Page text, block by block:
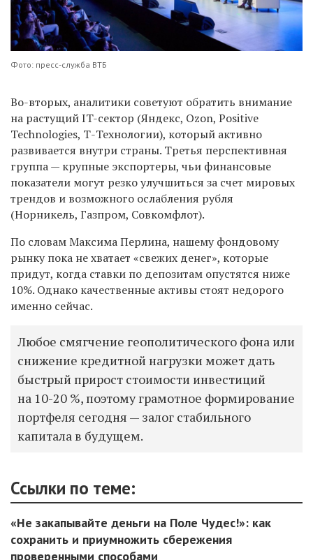
Фото: пресс-служба ВТБ
Во-вторых, аналитики советуют обратить внимание
на растущий IT-сектор (Яндекс, Ozon, Positive
Technologies, Т-Технологии), который активно
развивается внутри страны. Третья перспективная
группа — крупные экспортеры, чьи финансовые
показатели могут резко улучшиться за счет мировых
трендов и возможного ослабления рубля
(Норникель, Газпром, Совкомфлот).
По словам Максима Перлина, нашему фондовому
рынку пока не хватает «свежих денег», которые
придут, когда ставки по депозитам опустятся ниже
10%. Однако качественные активы стоят недорого
именно сейчас.
Любое смягчение геополитического фона или
снижение кредитной нагрузки может дать
быстрый прирост стоимости инвестиций
на 10-20 %, поэтому грамотное формирование
портфеля сегодня — залог стабильного
капитала в будущем.
Ссылки по теме:
«Не закапывайте деньги на Поле Чудес!»: как
сохранить и приумножить сбережения
проверенными способами